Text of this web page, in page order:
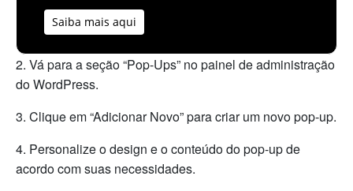
Saiba mais aqui
2. Vá para a seção “Pop-Ups” no painel de administração
do WordPress.
3. Clique em “Adicionar Novo” para criar um novo pop-up.
4. Personalize o design e o conteúdo do pop-up de
acordo com suas necessidades.